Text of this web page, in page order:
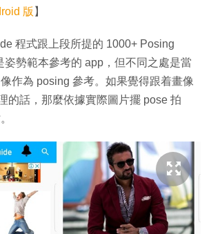
版 】
程式跟上段所提的 1000+ Posing
姿勢範本參考的 app，但不同之處是當
作為 posing 參考。如果覺得跟着畫像
的話，那麼依據實際圖片擺 pose 拍